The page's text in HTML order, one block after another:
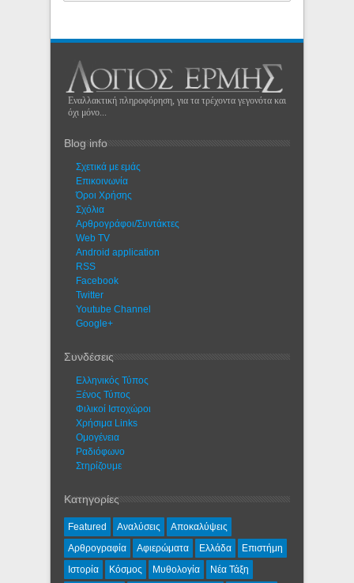
Εναλλακτική πληροφόρηση, για τα τρέχοντα γεγονότα και
όχι μόνο...
Blog info
Σχετικά με εμάς
Eπικοινωνία
Όροι Χρήσης
Σχόλια
Αρθρογράφοι/Συντάκτες
Web TV
Android application
RSS
Facebook
Twitter
Youtube Channel
Google+
Συνδέσεις
Ελληνικός Τύπος
Ξένος Τύπος
Φιλικοί Ιστοχώροι
Χρήσιμα Links
Ομογένεια
Ραδιόφωνο
Στηρίζουμε
Κατηγορίες
Featured Αναλύσεις
Αποκαλύψεις
Αρθρογραφία
Αφιερώματα Ελλάδα
Επιστήμη
Ιστορία
Κόσμος Μυθολογία Νέα Τάξη